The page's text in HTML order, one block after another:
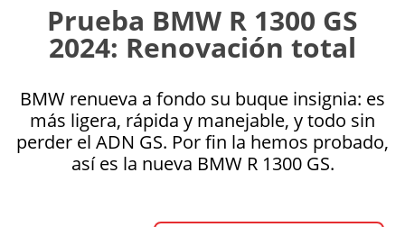
Prueba BMW R 1300 GS
2024: Renovación total
BMW renueva a fondo su buque insignia: es
más ligera, rápida y manejable, y todo sin
perder el ADN GS. Por fin la hemos probado,
así es la nueva BMW R 1300 GS.